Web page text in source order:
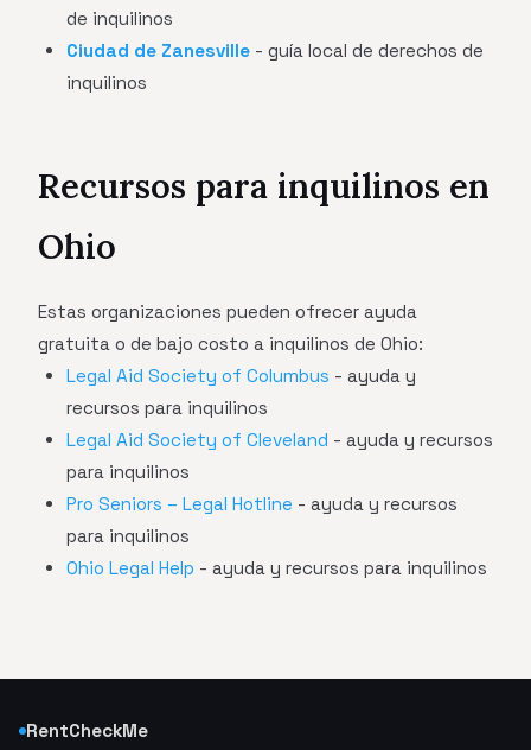
de inquilinos
Ciudad de Zanesville - guía local de derechos de
inquilinos
Recursos para inquilinos en
Ohio
Estas organizaciones pueden ofrecer ayuda
gratuita o de bajo costo a inquilinos de Ohio:
Legal Aid Society of Columbus - ayuda y
recursos para inquilinos
Legal Aid Society of Cleveland - ayuda y recursos
para inquilinos
Pro Seniors – Legal Hotline - ayuda y recursos
para inquilinos
Ohio Legal Help - ayuda y recursos para inquilinos
RentCheckMe